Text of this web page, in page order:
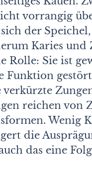
vorrangig
der
Karies
Rolle: Sie ist
Funktion
verkürzte
reichen von
Wenig
die
das eine